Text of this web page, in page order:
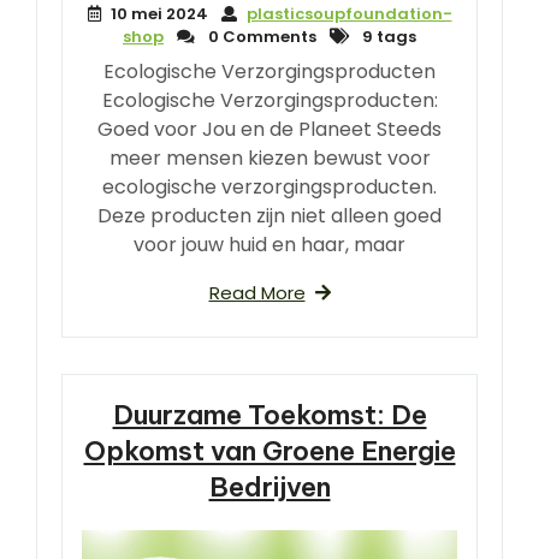
10 mei 2024
plasticsoupfoundation-
shop
0 Comments 9 tags
Ecologische Verzorgingsproducten
Ecologische Verzorgingsproducten:
Goed voor Jou en de Planeet Steeds
meer mensen kiezen bewust voor
ecologische verzorgingsproducten.
Deze producten zijn niet alleen goed
voor jouw huid en haar, maar
Read More
Duurzame Toekomst: De
Opkomst van Groene Energie
Bedrijven